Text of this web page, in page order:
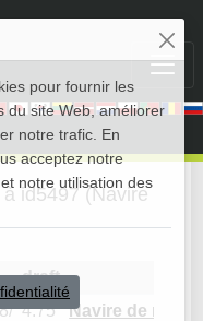
id5497 (Navire
draft
4.75 Navire de
pour fournir les
du site Web, améliorer
notre trafic. En
acceptez notre
notre utilisation des